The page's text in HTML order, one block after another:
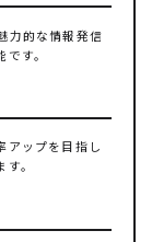
力的な情報発信
す。
アップを目指し
。